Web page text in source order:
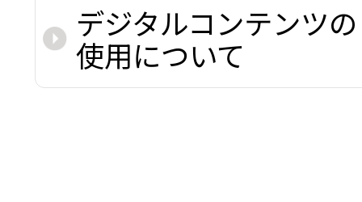
デジタルコンテンツの
使用について